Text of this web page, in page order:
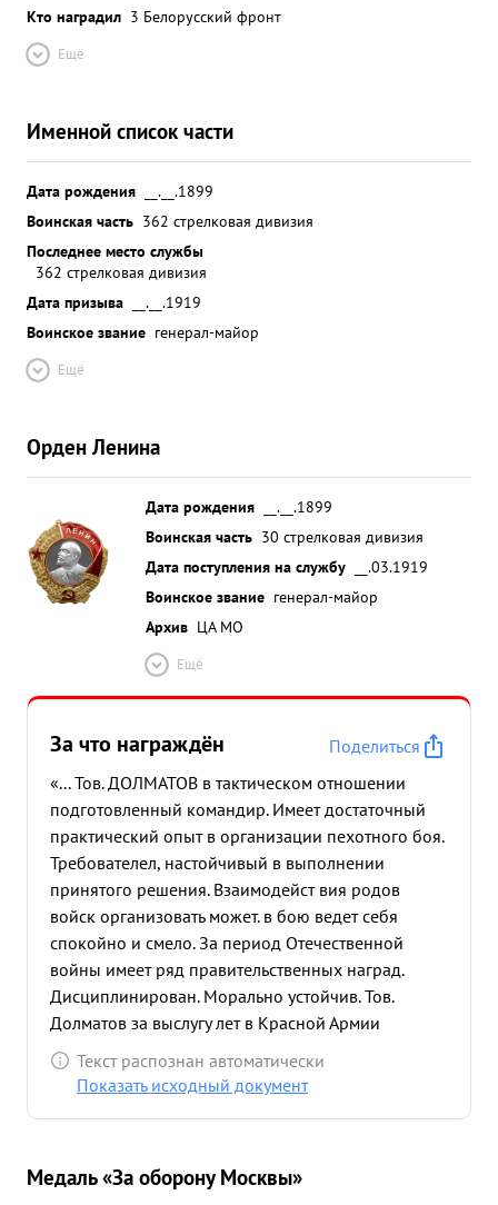
Кто наградил 3 Белорусский фронт
Ещё
Именной список части
Дата рождения
__.__.1899
Воинская часть 362 стрелковая дивизия
Последнее место службы
362 стрелковая дивизия
Дата призыва
__.__.1919
Воинское звание генерал-майор
Ещё
Орден Ленина
Дата рождения
__.__.1899
Воинская часть 30 стрелковая дивизия
Дата поступления на службу
__.03.1919
Воинское звание генерал-майор
Архив ЦА МО
Ещё
За что награждён
Поделиться
«... Тов. ДОЛМАТОВ в тактическом отношении
подготовленный командир. Имеет достаточный
практический опыт в организации пехотного боя.
Требователел, настойчивый в выполнении
принятого решения. Взаимодейст вия родов
войск организовать может. в бою ведет себя
спокойно и смело. За период Отечественной
войны имеет ряд правительственных наград.
Дисциплинирован. Морально устойчив. Тов.
Долматов за выслугу лет в Красной Армии
достоин правительственной награды "орден
ленина". ...»
Текст распознан автоматически
Показать исходный документ
Медаль «За оборону Москвы»